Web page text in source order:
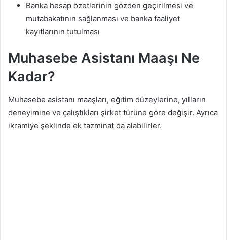
Banka hesap özetlerinin gözden geçirilmesi ve
mutabakatının sağlanması ve banka faaliyet
kayıtlarının tutulması
Muhasebe Asistanı Maaşı Ne
Kadar?
Muhasebe asistanı maaşları, eğitim düzeylerine, yılların
deneyimine ve çalıştıkları şirket türüne göre değişir. Ayrıca
ikramiye şeklinde ek tazminat da alabilirler.